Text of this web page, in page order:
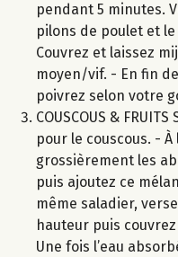
pendant 5 minutes.
pilons de poulet et
Couvrez et laissez
moyen/vif. - En fin
poivrez selon votre
COUSCOUS &
pour le couscous. -
grossièrement les
puis ajoutez ce
même saladier,
hauteur puis
Une fois l’eau